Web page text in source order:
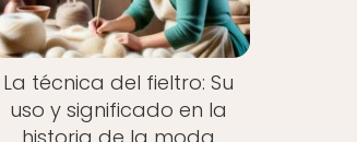
La técnica del fieltro: Su
uso y significado en la